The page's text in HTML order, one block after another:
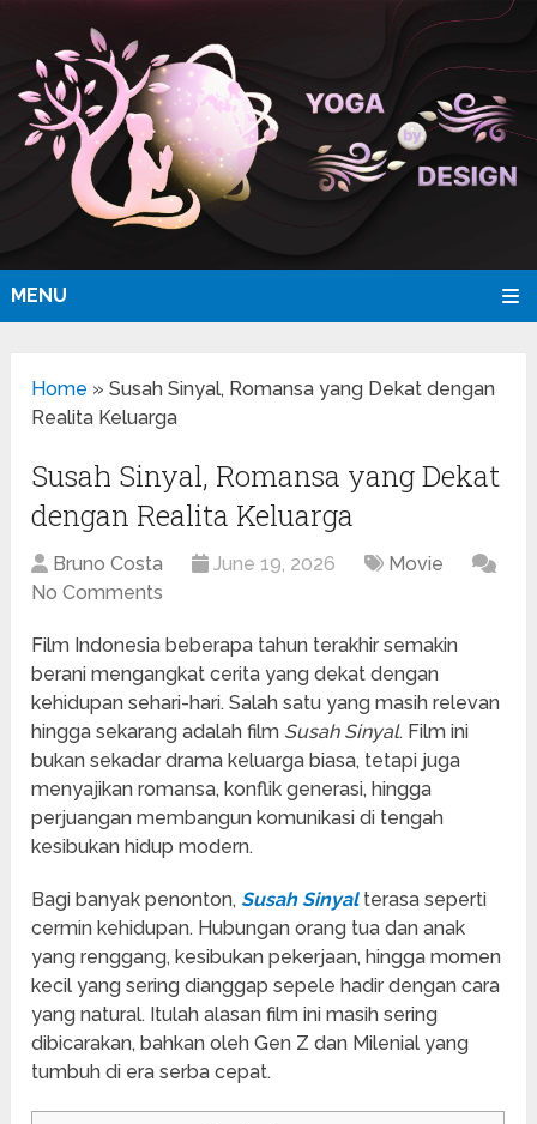
MENU
Home »Susah Sinyal, Romansa yang Dekat dengan
Realita Keluarga
Susah Sinyal, Romansa yang Dekat
dengan Realita Keluarga
Bruno Costa June 19, 2026
Movie
No Comments
Film Indonesia beberapa tahun terakhir semakin
berani mengangkat cerita yang dekat dengan
kehidupan sehari-hari. Salah satu yang masih relevan
hingga sekarang adalah film Susah Sinyal. Film ini
bukan sekadar drama keluarga biasa, tetapi juga
menyajikan romansa, konflik generasi, hingga
perjuangan membangun komunikasi di tengah
kesibukan hidup modern.
Bagi banyak penonton,Susah Sinyalterasa seperti
cermin kehidupan. Hubungan orang tua dan anak
yang renggang, kesibukan pekerjaan, hingga momen
kecil yang sering dianggap sepele hadir dengan cara
yang natural. Itulah alasan film ini masih sering
dibicarakan, bahkan oleh Gen Z dan Milenial yang
tumbuh di era serba cepat.